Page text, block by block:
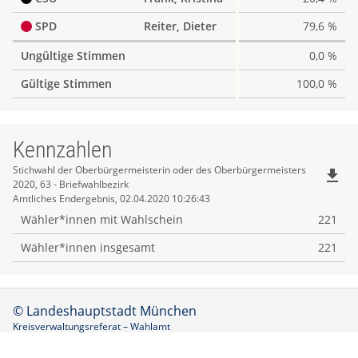
SPD
Reiter, Dieter
79,6 %
Ungültige Stimmen
0,0 %
Gültige Stimmen
100,0 %
Kennzahlen
Kennzahlen
Stichwahl der Oberbürgermeisterin oder des Oberbürgermeisters
2020, 63 - Briefwahlbezirk
Amtliches Endergebnis, 02.04.2020 10:26:43
file_download
Wähler*innen mit Wahlschein
221
Wähler*innen insgesamt
221
© Landeshauptstadt München
Kreisverwaltungsreferat – Wahlamt